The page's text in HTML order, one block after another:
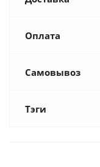
Оплата
Самовывоз
Тэги